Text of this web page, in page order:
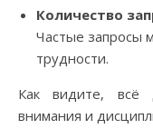
Количество
Частые запросы
трудности.
Как видите, всё
внимания и